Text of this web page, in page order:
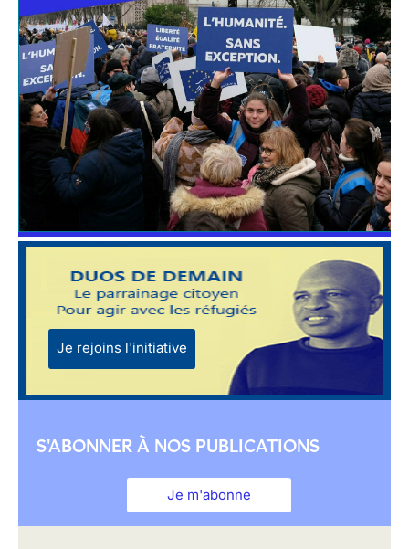
Je rejoins l'initiative
S'ABONNER À NOS PUBLICATIONS
Je m'abonne